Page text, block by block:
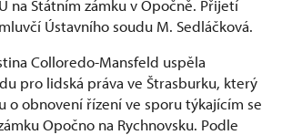
na Státním zámku v Opočně. Přijetí
Ústavního soudu M. Sedláčková.
Colloredo-Mansfeld uspěla
pro lidská práva ve Štrasburku, který
o obnovení řízení ve sporu týkajícím se
Opočno na Rychnovsku. Podle